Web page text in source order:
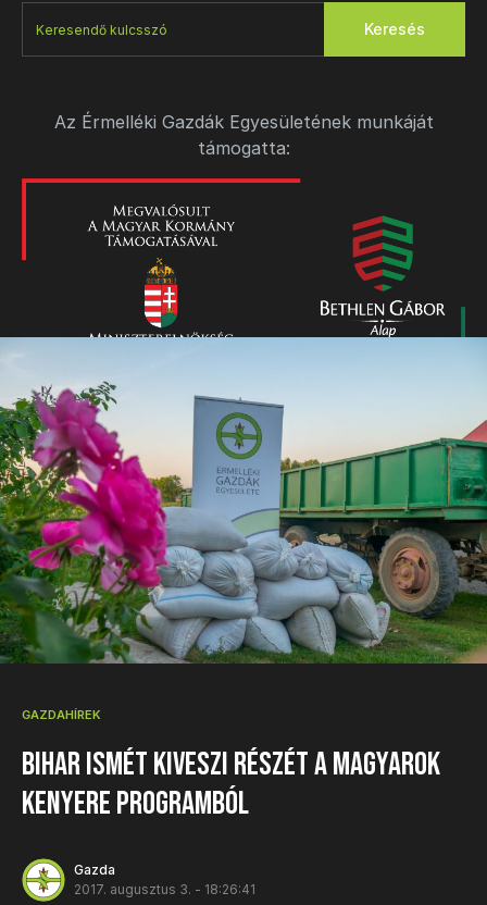
Keresés
Az Érmelléki Gazdák Egyesületének munkáját
támogatta:
GAZDAHÍREK
Bihar ismét kiveszi részét a Magyarok
Kenyere programból
Gazda
2017. augusztus 3. - 18:26:41